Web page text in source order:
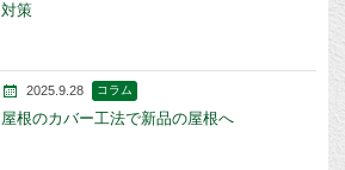
対策
2025.9.28 コラム
屋根のカバー工法で新品の屋根へ